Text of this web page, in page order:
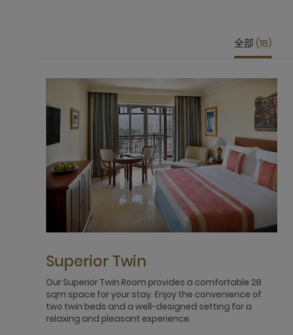
全部 18
Superior Twin
Our Superior Twin Room provides a comfortable 28
sqm space for your stay. Enjoy the convenience of
two twin beds and a well-designed setting for a
relaxing and pleasant experience.